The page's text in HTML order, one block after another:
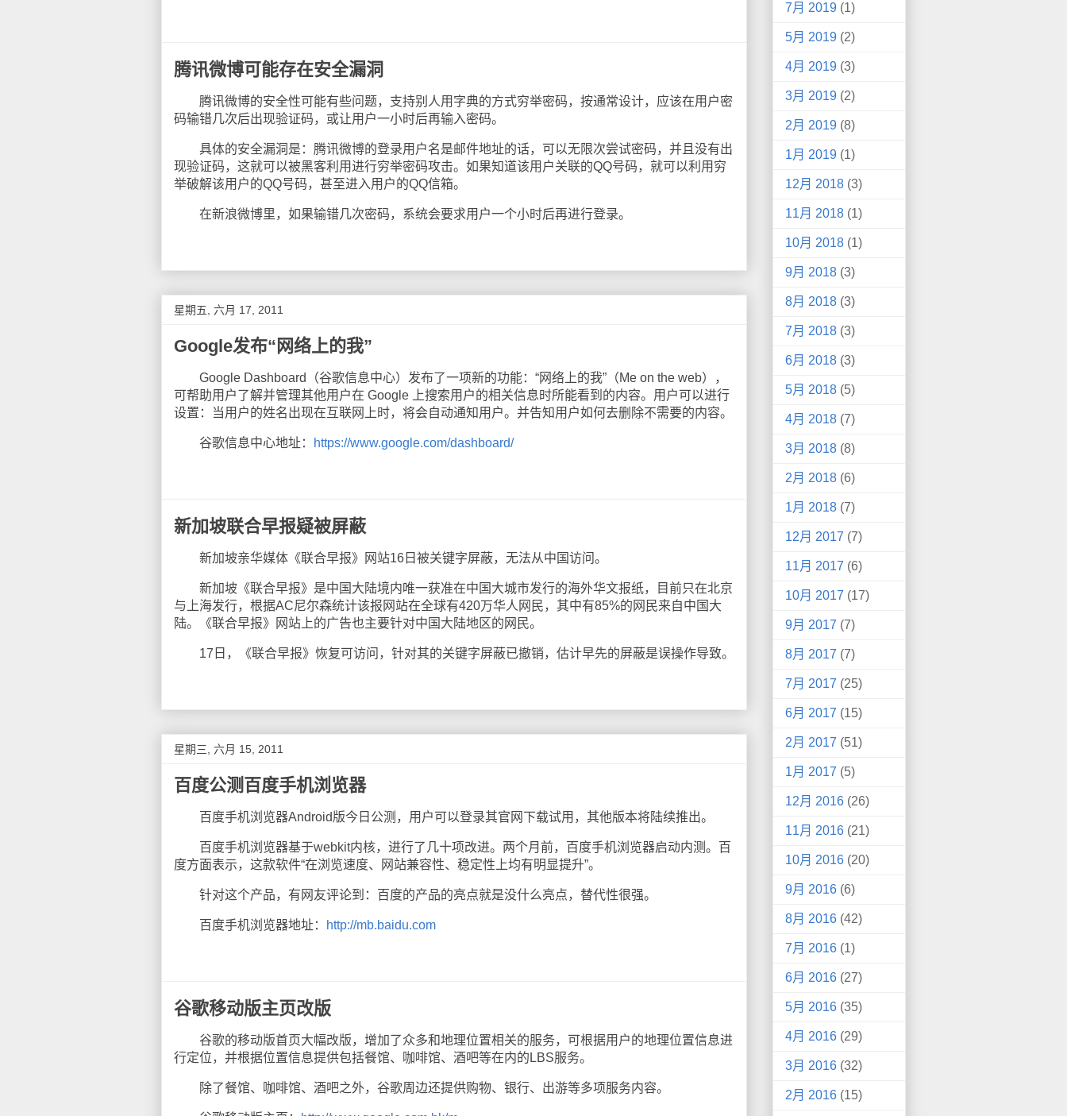
腾讯微博可能存在安全漏洞
腾讯微博的安全性可能有些问题，支持别人用字典的方式穷举密码，按通常设计，应该在用户密
码输错几次后出现验证码，或让用户一小时后再输入密码。
具体的安全漏洞是：腾讯微博的登录用户名是邮件地址的话，可以无限次尝试密码，并且没有出
现验证码，这就可以被黑客利用进行穷举密码攻击。如果知道该用户关联的QQ号码，就可以利用穷
举破解该用户的QQ号码，甚至进入用户的QQ信箱。
在新浪微博里，如果输错几次密码，系统会要求用户一个小时后再进行登录。
星期五, 六月 17, 2011
Google发布“网络上的我”
Google Dashboard（谷歌信息中心）发布了一项新的功能：“网络上的我”（Me on the web），
可帮助用户了解并管理其他用户在 Google 上搜索用户的相关信息时所能看到的内容。用户可以进行
设置：当用户的姓名出现在互联网上时，将会自动通知用户。并告知用户如何去删除不需要的内容。
谷歌信息中心地址： https://www.google.com/dashboard/
新加坡联合早报疑被屏蔽
新加坡亲华媒体《联合早报》网站16日被关键字屏蔽，无法从中国访问。
新加坡《联合早报》是中国大陆境内唯一获准在中国大城市发行的海外华文报纸，目前只在北京
与上海发行，根据AC尼尔森统计该报网站在全球有420万华人网民，其中有85%的网民来自中国大
陆。《联合早报》网站上的广告也主要针对中国大陆地区的网民。
17日，《联合早报》恢复可访问，针对其的关键字屏蔽已撤销，估计早先的屏蔽是误操作导致。
星期三, 六月 15, 2011
百度公测百度手机浏览器
百度手机浏览器Android版今日公测，用户可以登录其官网下载试用，其他版本将陆续推出。
百度手机浏览器基于webkit内核，进行了几十项改进。两个月前，百度手机浏览器启动内测。百
度方面表示，这款软件“在浏览速度、网站兼容性、稳定性上均有明显提升”。
针对这个产品，有网友评论到：百度的产品的亮点就是没什么亮点，替代性很强。
百度手机浏览器地址： http://mb.baidu.com
谷歌移动版主页改版
谷歌的移动版首页大幅改版，增加了众多和地理位置相关的服务，可根据用户的地理位置信息进
行定位，并根据位置信息提供包括餐馆、咖啡馆、酒吧等在内的LBS服务。
除了餐馆、咖啡馆、酒吧之外，谷歌周边还提供购物、银行、出游等多项服务内容。
7月 2019 (1)
5月 2019 (2)
4月 2019 (3)
3月 2019 (2)
2月 2019 (8)
1月 2019 (1)
12月 2018 (3)
11月 2018 (1)
10月 2018 (1)
9月 2018 (3)
8月 2018 (3)
7月 2018 (3)
6月 2018 (3)
5月 2018 (5)
4月 2018 (7)
3月 2018 (8)
2月 2018 (6)
1月 2018 (7)
12月 2017 (7)
11月 2017 (6)
10月 2017 (17)
9月 2017 (7)
8月 2017 (7)
7月 2017 (25)
6月 2017 (15)
2月 2017 (51)
1月 2017 (5)
12月 2016 (26)
11月 2016 (21)
10月 2016 (20)
9月 2016 (6)
8月 2016 (42)
7月 2016 (1)
6月 2016 (27)
5月 2016 (35)
4月 2016 (29)
3月 2016 (32)
2月 2016 (15)